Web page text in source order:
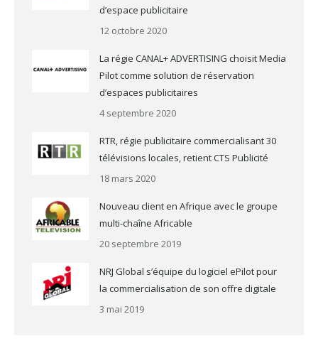
d’espace publicitaire
12 octobre 2020
La régie CANAL+ ADVERTISING choisit Media
Pilot comme solution de réservation
d’espaces publicitaires
4 septembre 2020
RTR, régie publicitaire commercialisant 30
télévisions locales, retient CTS Publicité
18 mars 2020
Nouveau client en Afrique avec le groupe
multi-chaîne Africable
20 septembre 2019
NRJ Global s’équipe du logiciel ePilot pour
la commercialisation de son offre digitale
3 mai 2019